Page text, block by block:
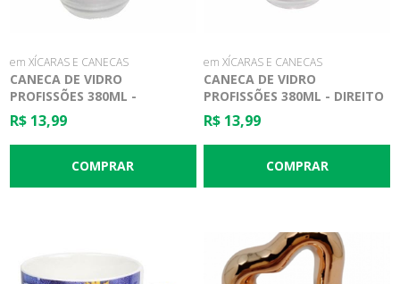
em XÍCARAS E CANECAS
CANECA DE VIDRO
PROFISSÕES 380ML -
MEDICINA
R$ 13,99
em XÍCARAS E CANECAS
CANECA DE VIDRO
PROFISSÕES 380ML - DIREITO
R$ 13,99